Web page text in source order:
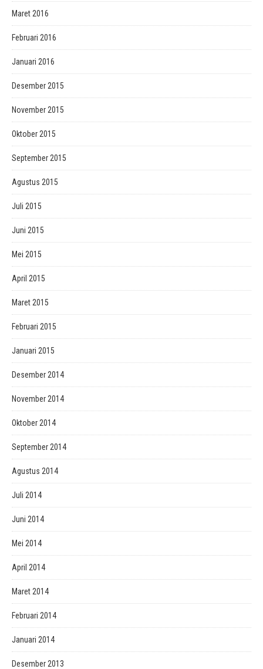
Maret 2016
Februari 2016
Januari 2016
Desember 2015
November 2015
Oktober 2015
September 2015
Agustus 2015
Juli 2015
Juni 2015
Mei 2015
April 2015
Maret 2015
Februari 2015
Januari 2015
Desember 2014
November 2014
Oktober 2014
September 2014
Agustus 2014
Juli 2014
Juni 2014
Mei 2014
April 2014
Maret 2014
Februari 2014
Januari 2014
Desember 2013